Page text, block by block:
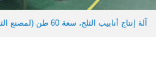
آلة إنتاج أنابيب الثلج، سعة 60 طن (لمصنع الثلج في كوريا الجنوبية)